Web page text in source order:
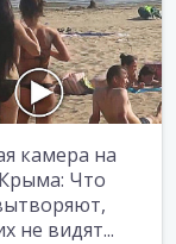
камера на
Что
не видят...